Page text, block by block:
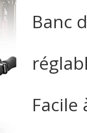
Banc
Facile